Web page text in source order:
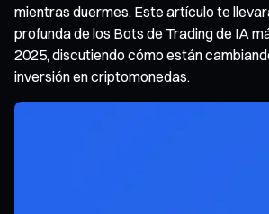
mientras duermes. Este artículo te
profunda de los Bots de Trading de IA
2025, discutiendo cómo están
inversión en criptomonedas.